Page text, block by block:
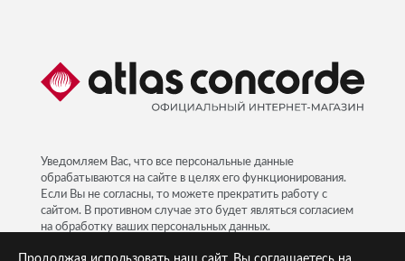
Уведомляем Вас, что все персональные данные
обрабатываются на сайте в целях его функционирования.
Если Вы не согласны, то можете прекратить работу с
сайтом. В противном случае это будет являться согласием
на обработку ваших персональных данных.